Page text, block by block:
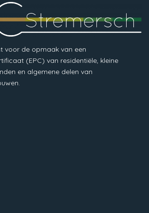
voor de opmaak van een
(EPC) van residentiële, kleine
en algemene delen van